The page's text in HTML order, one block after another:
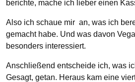
berichte, mache ich lieber einen
Also ich schaue mir an, was ich
gemacht habe. Und was davon
besonders interessiert.
Anschließend entscheide ich, was
Gesagt, getan. Heraus kam eine